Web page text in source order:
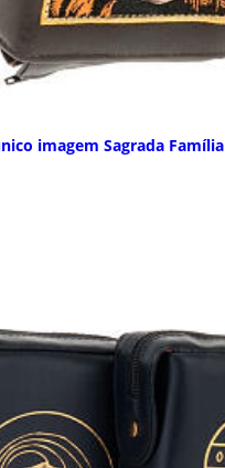
imagem Sagrada Família